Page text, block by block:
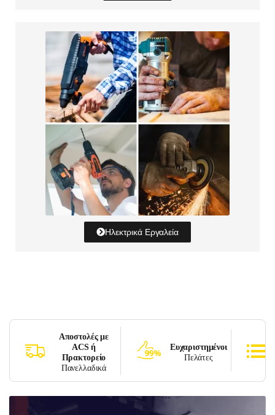
Ηλεκτρικά Εργαλεία
Αποστολές με
ACS ή
Πρακτορείο
Πανελλαδικά
Ευχαριστημένοι
Πελάτες